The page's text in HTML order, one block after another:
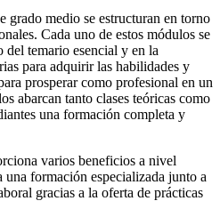
grado medio se estructuran en torno
Cada uno de estos módulos se
del temario esencial y en la
para adquirir las habilidades y
prosperar como profesional en un
abarcan tanto clases teóricas como
una formación completa y
varios beneficios a nivel
formación especializada junto a
gracias a la oferta de prácticas